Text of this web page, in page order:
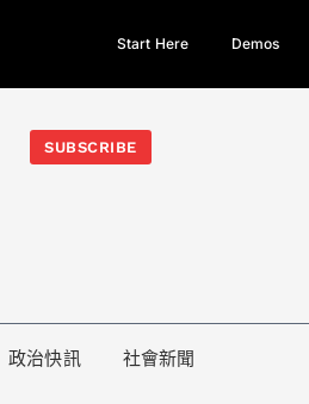
今日熱門新聞TOP3｜西拉雅族正式成第
Start Here Demos
SUBSCRIBE
政治快訊 社會新聞